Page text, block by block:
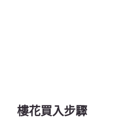
樓花買入步驟